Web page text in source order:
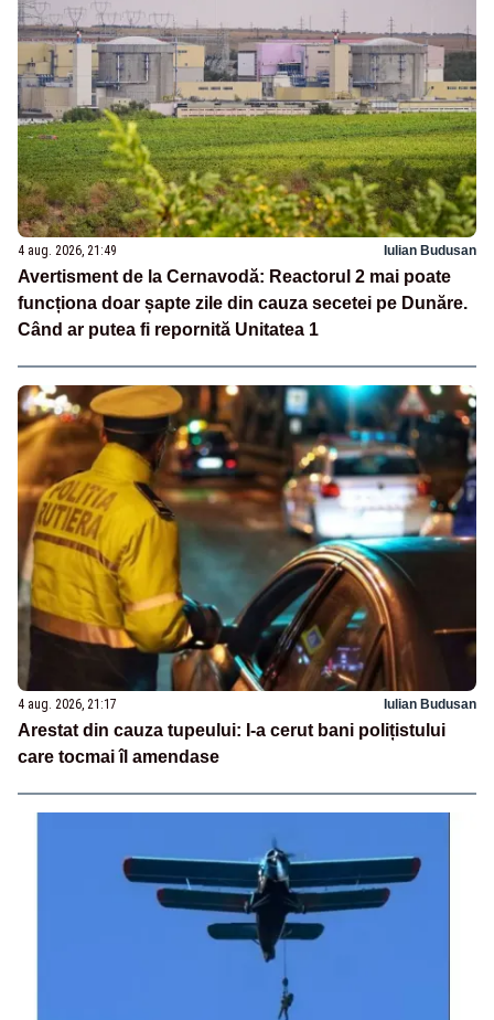
4 aug. 2026, 21:49 Iulian Budusan
Avertisment de la Cernavodă: Reactorul 2 mai poate
funcționa doar șapte zile din cauza secetei pe Dunăre.
Când ar putea fi repornită Unitatea 1
4 aug. 2026, 21:17 Iulian Budusan
Arestat din cauza tupeului: I-a cerut bani polițistului
care tocmai îl amendase